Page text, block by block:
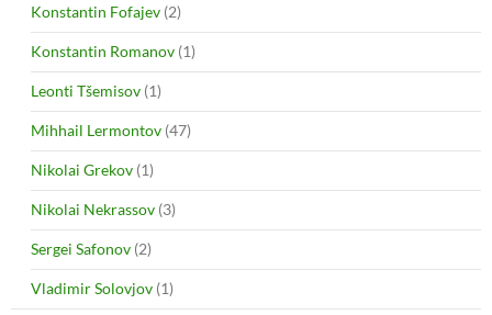
Konstantin Fofajev (2)
Konstantin Romanov (1)
Leonti Tšemisov (1)
Mihhail Lermontov (47)
Nikolai Grekov (1)
Nikolai Nekrassov (3)
Sergei Safonov (2)
Vladimir Solovjov (1)